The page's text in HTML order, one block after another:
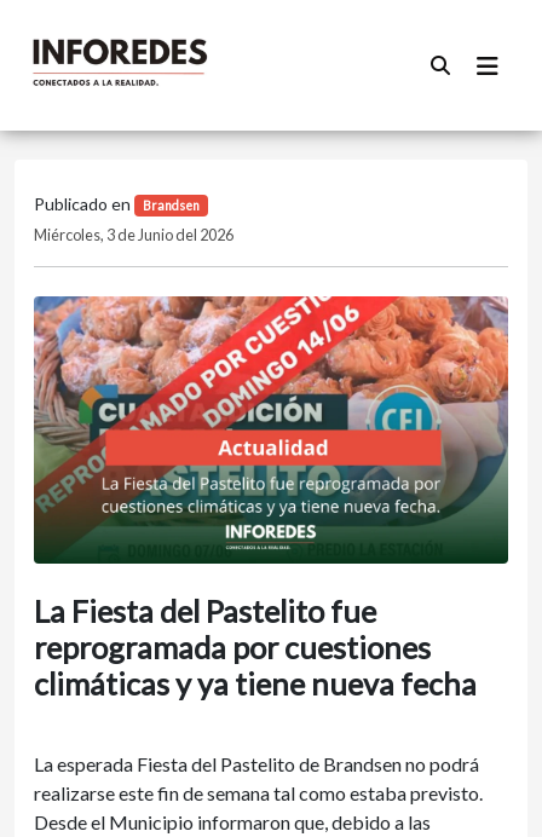
Publicado en Brandsen
Miércoles, 3 de Junio del 2026
La Fiesta del Pastelito fue
reprogramada por cuestiones
climáticas y ya tiene nueva fecha
La esperada Fiesta del Pastelito de Brandsen no podrá
realizarse este fin de semana tal como estaba previsto.
Desde el Municipio informaron que, debido a las